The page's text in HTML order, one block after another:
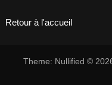
Retour à l'accueil
Theme: Nullified ©